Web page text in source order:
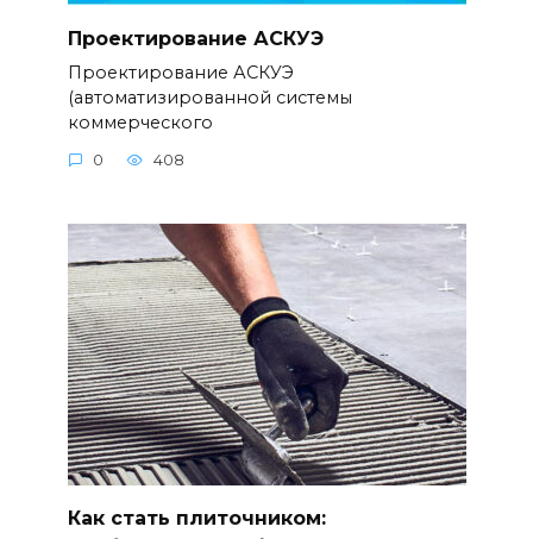
Проектирование АСКУЭ
Проектирование АСКУЭ
(автоматизированной системы
коммерческого
0 408
Как стать плиточником: